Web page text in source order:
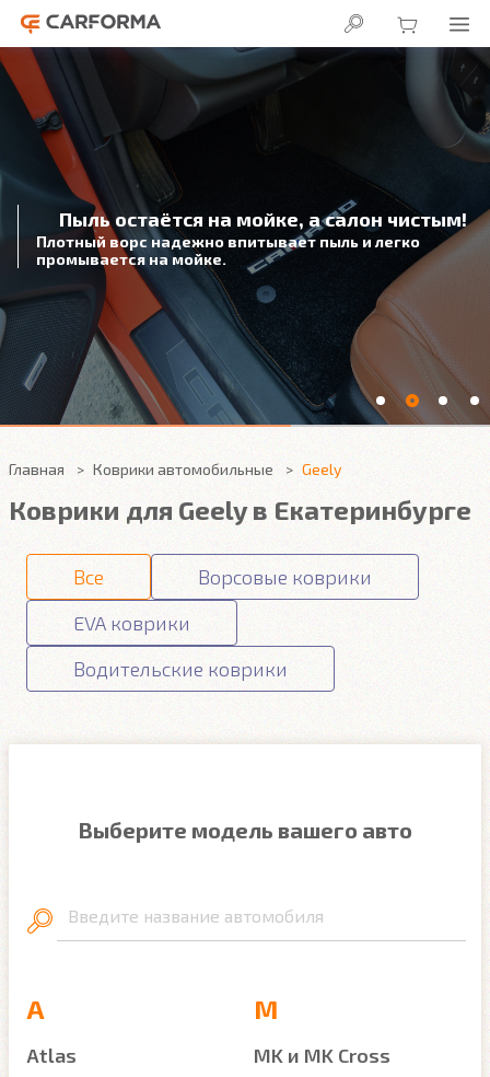
Пыль остаётся на мойке, а салон чистым!
Плотный ворс надежно впитывает пыль и легко
промывается на мойке.
Главная Коврики автомобильные Geely
Коврики для Geely в Екатеринбурге
Все
Ворсовые коврики
EVA коврики
Водительские коврики
Выберите модель вашего авто
Введите название автомобиля
A
Atlas
M
MK и MK Cross